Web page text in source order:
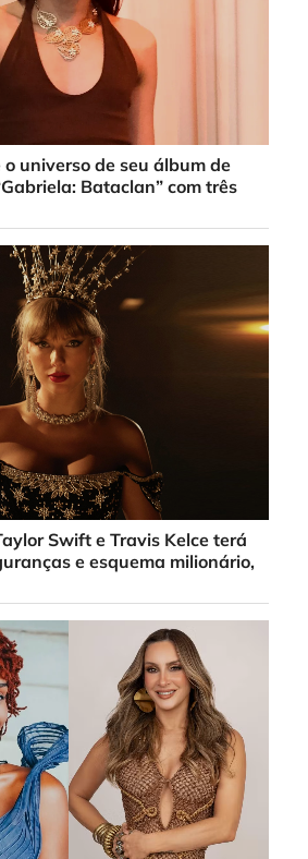
universo de seu álbum de
Bataclan” com três
Swift e Travis Kelce terá
e esquema milionário,